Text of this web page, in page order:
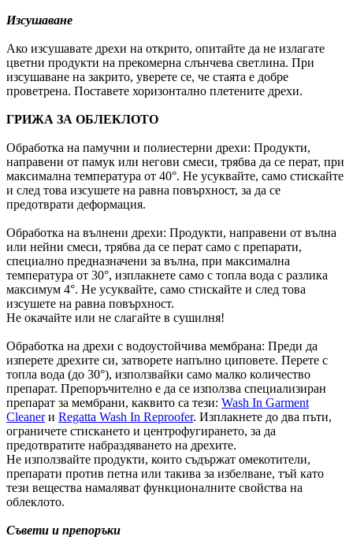
Изсушаване
Ако изсушавате дрехи на открито, опитайте да не излагате
цветни продукти на прекомерна слънчева светлина. При
изсушаване на закрито, уверете се, че стаята е добре
проветрена. Поставете хоризонтално плетените дрехи.
ГРИЖА ЗА ОБЛЕКЛОТО
Обработка на памучни и полиестерни дрехи: Продукти,
направени от памук или негови смеси, трябва да се перат, при
максимална температура от 40°. Не усуквайте, само стискайте
и след това изсушете на равна повърхност, за да се
предотврати деформация.
Обработка на вълнени дрехи: Продукти, направени от вълна
или нейни смеси, трябва да се перат само с препарати,
специално предназначени за вълна, при максимална
температура от 30°, изплакнете само с топла вода с разлика
максимум 4°. Не усуквайте, само стискайте и след това
изсушете на равна повърхност.
Не окачайте или не слагайте в сушилня!
Обработка на дрехи с водоустойчива мембрана: Преди да
изперете дрехите си, затворете напълно циповете. Перете с
топла вода (до 30°), използвайки само малко количество
препарат. Препоръчително е да се използва специализиран
препарат за мембрани, каквито са тези: Wash In Garment
Cleanerи Regatta Wash In Reproofer. Изплакнете до два пъти,
ограничете стискането и центрофугирането, за да
предотвратите набраздяването на дрехите.
Не използвайте продукти, които съдържат омекотители,
препарати против петна или такива за избелване, тъй като
тези вещества намаляват функционалните свойства на
облеклото.
Съвети и препоръки